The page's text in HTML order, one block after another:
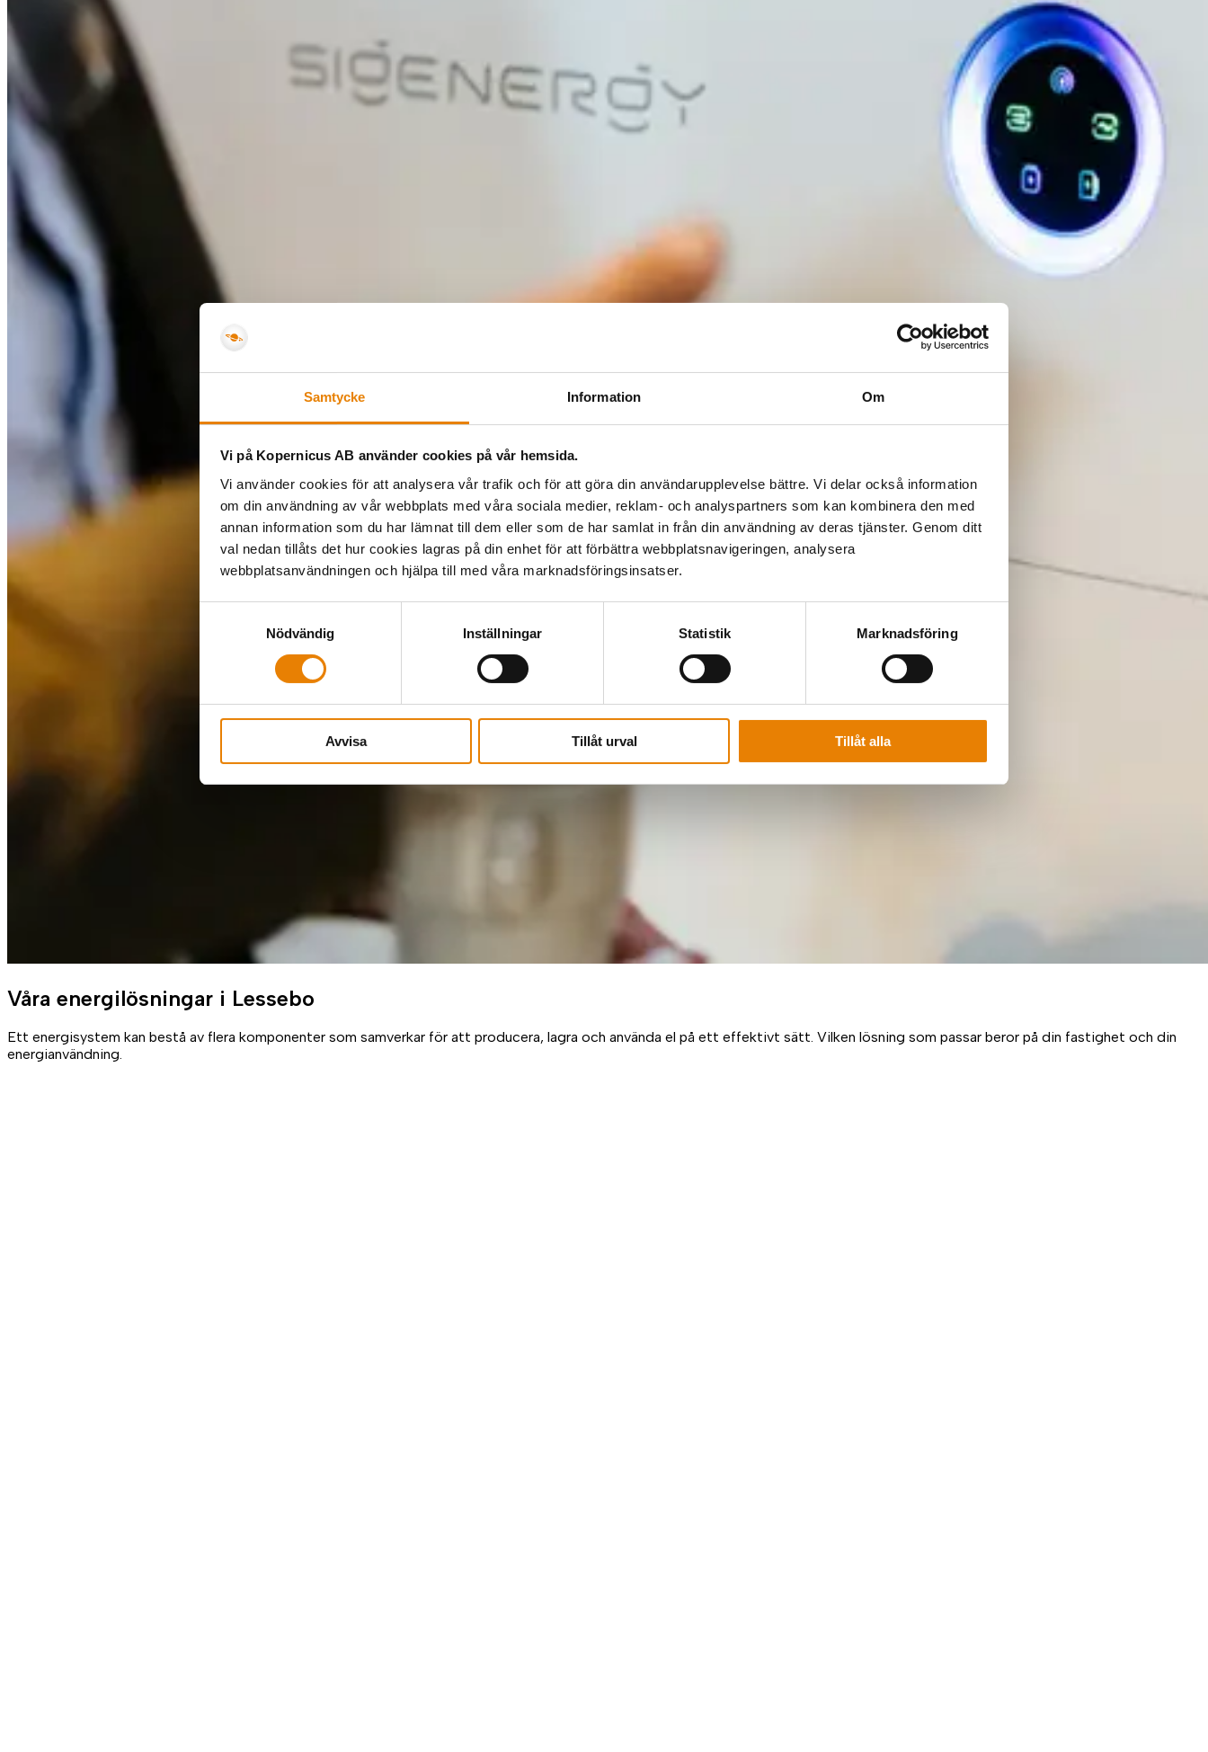
Samtycke Information Om
Vi på Kopernicus AB använder cookies på vår hemsida.
Vi använder cookies för att analysera vår trafik och för att göra din användarupplevelse bättre. Vi delar också information
om din användning av vår webbplats med våra sociala medier, reklam- och analyspartners som kan kombinera den med
annan information som du har lämnat till dem eller som de har samlat in från din användning av deras tjänster. Genom ditt
val nedan tillåts det hur cookies lagras på din enhet för att förbättra webbplatsnavigeringen, analysera
webbplatsanvändningen och hjälpa till med våra marknadsföringsinsatser.
Nödvändig
Inställningar Statistik Marknadsföring
Avvisa Tillåt urval Tillåt alla
Våra energilösningar i Lessebo
Ett energisystem kan bestå av flera komponenter som samverkar för att producera, lagra och använda el på ett effektivt sätt. Vilken lösning som passar beror på din fastighet och din
energianvändning.